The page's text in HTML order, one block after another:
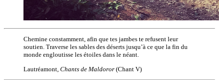
Chemine constamment, afin que tes jambes te refusent leur
soutien. Traverse les sables des déserts jusqu’à ce que la fin du
monde engloutisse les étoiles dans le néant.
Lautréamont, Chants de Maldoror (Chant V)